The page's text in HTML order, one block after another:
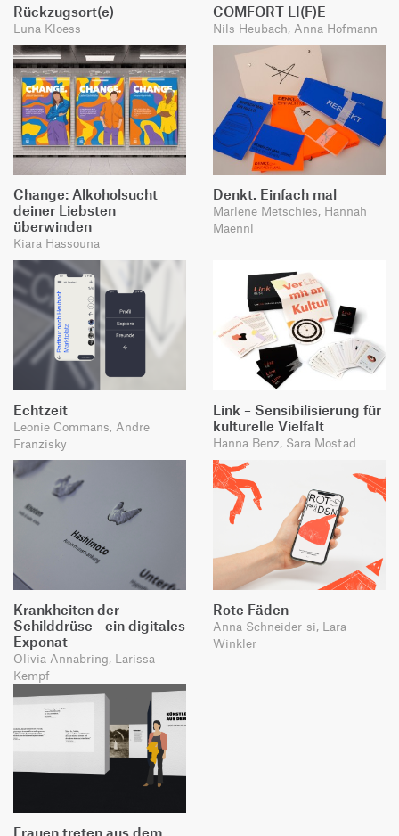
Rückzugsort(e)
Luna Kloess
COMFORT LI(F)E
Nils Heubach, Anna Hofmann
Change: Alkoholsucht
deiner Liebsten
überwinden
Kiara Hassouna
Denkt. Einfach mal
Marlene Metschies, Hannah
Maennl
Echtzeit
Leonie Commans, Andre
Franzisky
Link – Sensibilisierung für
kulturelle Vielfalt
Hanna Benz, Sara Mostad
Krankheiten der
Schilddrüse - ein digitales
Exponat
Olivia Annabring, Larissa
Kempf
Rote Fäden
Anna Schneider-si, Lara
Winkler
Frauen treten aus dem